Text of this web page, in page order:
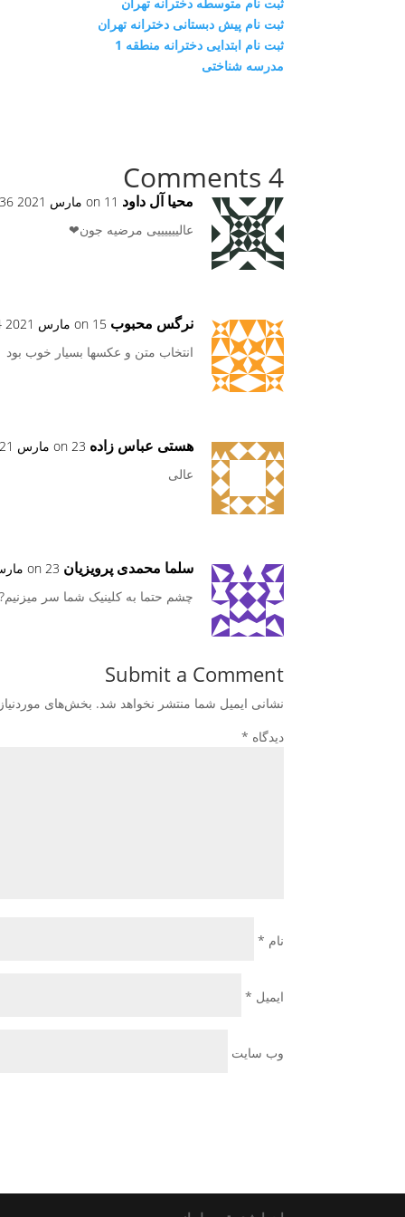
ثبت نام پیش دبستانی دخترانه تهران
ثبت نام ابتدایی دخترانه منطقه 1
مدرسه شناختی
4 Comments
محیا آل داود on 11 مارس 2021 at 11:36 ب.ظ
عالییییییی مرضیه جون❤
نرگس محبوب on 15 مارس 2021 at 8:14 ب.ظ
انتخاب متن و عکسها بسیار خوب بود
هستی عباس زاده on 23 مارس 2021 at 10:43 ق.ظ
عالی
سلما محمدی پرویزیان on 23 مارس 2021 at 12:50 ب.ظ
چشم حتما به کلینیک شما سر
Submit a Comment
نشانی ایمیل شما منتشر نخواهد شد. بخش‌های
دیدگاه *
نام *
ایمیل *
وب‌ سایت